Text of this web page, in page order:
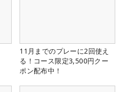
11月までのプレーに2回使え
る！コース限定3,500円クー
ポン配布中！